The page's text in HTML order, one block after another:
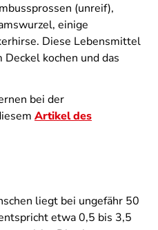
(unreif),
einige
Diese Lebensmittel
kochen und das
bei der
Artikel des
liegt bei ungefähr 50
etwa 0,5 bis 3,5